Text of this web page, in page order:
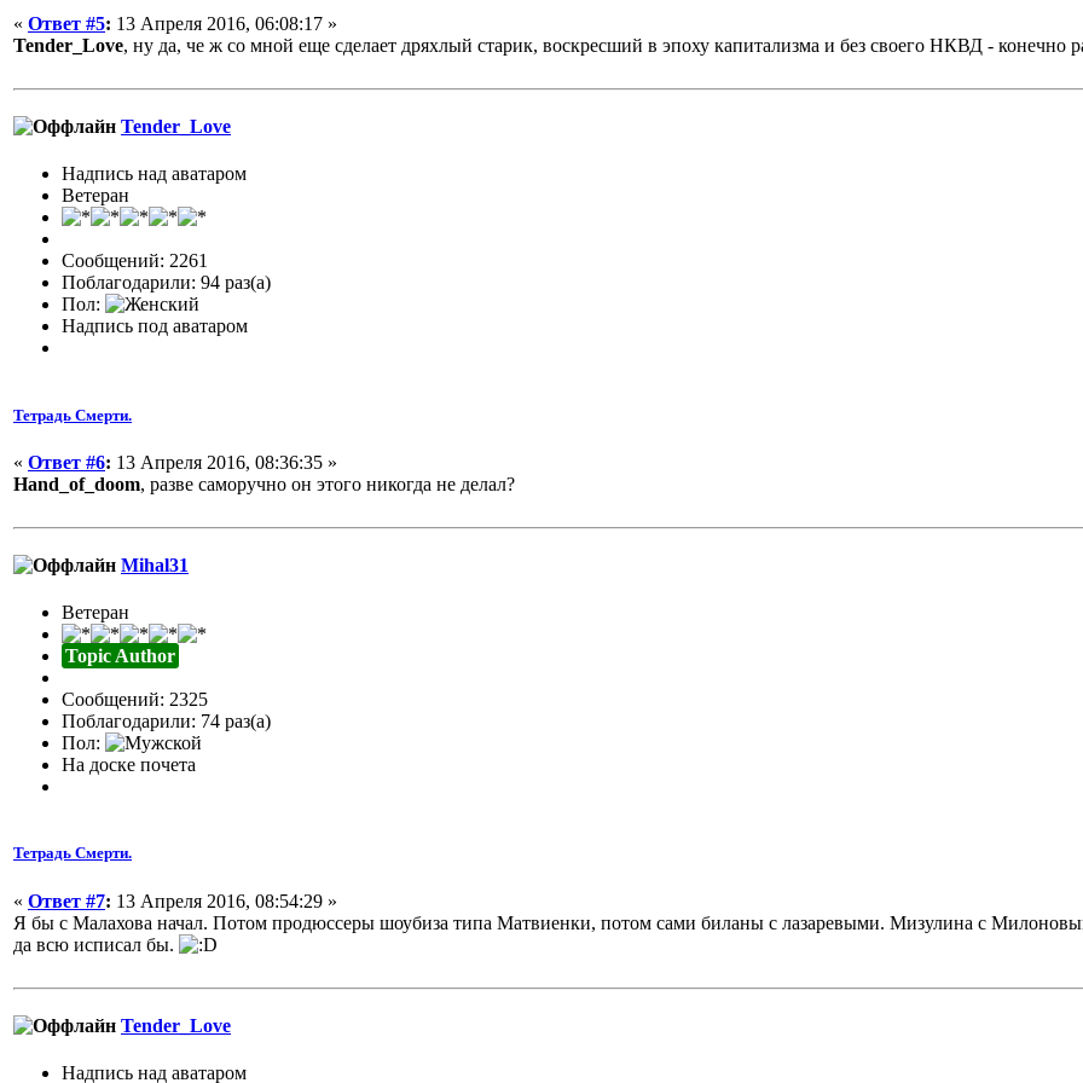
« Ответ #5: 13 Апреля 2016, 06:08:17 »
Tender_Love, ну да, че ж со мной еще сделает дряхлый старик, воскресший в эпоху капитализма и без своего НКВД - конечно
Tender_Love
Надпись над аватаром
Ветеран
Сообщений: 2261
Поблагодарили: 94 раз(а)
Пол:
Надпись под аватаром
Тетрадь Смерти.
« Ответ #6: 13 Апреля 2016, 08:36:35 »
Hand_of_doom, разве саморучно он этого никогда не делал?
Mihal31
Ветеран
Topic Author
Сообщений: 2325
Поблагодарили: 74 раз(а)
Пол:
На доске почета
Тетрадь Смерти.
« Ответ #7: 13 Апреля 2016, 08:54:29 »
Я бы с Малахова начал. Потом продюссеры шоубиза типа Матвиенки, потом сами биланы с лазаревыми. Мизулина с
да всю исписал бы.
Tender_Love
Надпись над аватаром